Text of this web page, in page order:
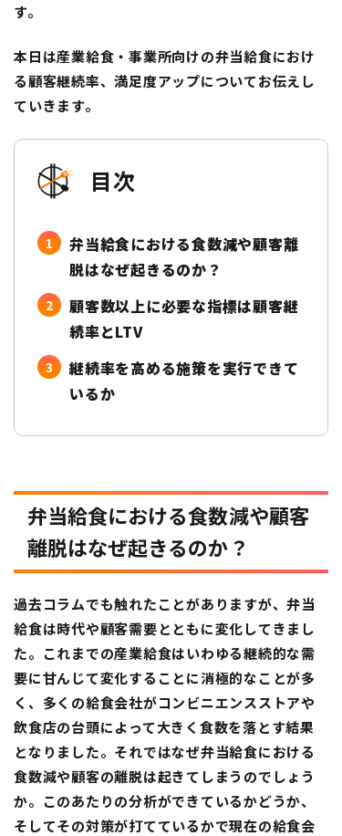
す。
本日は産業給食・事業所向けの弁当給食におけ
る顧客継続率、満足度アップについてお伝えし
ていきます。
目次
弁当給食における食数減や顧客離
脱はなぜ起きるのか？
顧客数以上に必要な指標は顧客継
続率とLTV
継続率を高める施策を実行できて
いるか
弁当給食における食数減や顧客
離脱はなぜ起きるのか？
過去コラムでも触れたことがありますが、弁当
給食は時代や顧客需要とともに変化してきまし
た。これまでの産業給食はいわゆる継続的な需
要に甘んじて変化することに消極的なことが多
く、多くの給食会社がコンビニエンスストアや
飲食店の台頭によって大きく食数を落とす結果
となりました。それではなぜ弁当給食における
食数減や顧客の離脱は起きてしまうのでしょう
か。このあたりの分析ができているかどうか、
そしてその対策が打てているかで現在の給食会